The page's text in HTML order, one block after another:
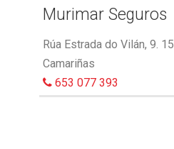
Murimar Seguros
Rúa Estrada do Vilán, 9.
Camariñas
653 077 393